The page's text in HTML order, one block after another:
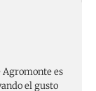
Agromonte es
el gusto